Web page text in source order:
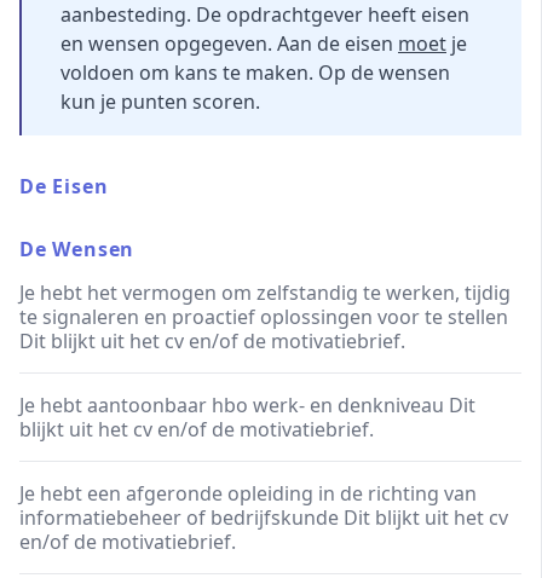
aanbesteding. De opdrachtgever heeft eisen
en wensen opgegeven. Aan de eisen moet je
voldoen om kans te maken. Op de wensen
kun je punten scoren.
De Eisen
De Wensen
Je hebt het vermogen om zelfstandig te werken, tijdig
te signaleren en proactief oplossingen voor te stellen
Dit blijkt uit het cv en/of de motivatiebrief.
Je hebt aantoonbaar hbo werk- en denkniveau Dit
blijkt uit het cv en/of de motivatiebrief.
Je hebt een afgeronde opleiding in de richting van
informatiebeheer of bedrijfskunde Dit blijkt uit het cv
en/of de motivatiebrief.